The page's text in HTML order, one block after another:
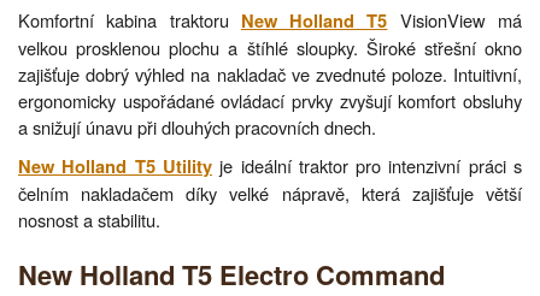
Komfortní kabina traktoru New Holland T5 VisionView má
velkou prosklenou plochu a štíhlé sloupky. Široké střešní okno
zajišťuje dobrý výhled na nakladač ve zvednuté poloze. Intuitivní,
ergonomicky uspořádané ovládací prvky zvyšují komfort obsluhy
a snižují únavu při dlouhých pracovních dnech.
New Holland T5 Utilityje ideální traktor pro intenzivní práci s
čelním nakladačem díky velké nápravě, která zajišťuje větší
nosnost a stabilitu.
New Holland T5 Electro Command